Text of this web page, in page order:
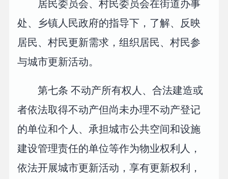
居民委员会、村民委员会在街道办事
处、乡镇人民政府的指导下，了解、反映
居民、村民更新需求，组织居民、村民参
与城市更新活动。
第七条 不动产所有权人、合法建造或
者依法取得不动产但尚未办理不动产登记
的单位和个人、承担城市公共空间和设施
建设管理责任的单位等作为物业权利人，
依法开展城市更新活动，享有更新权利，